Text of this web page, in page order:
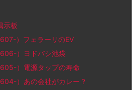
示板
）フェラーリのEV
）ヨドバシ池袋
）電源タップの寿命
）あの会社がカレー？